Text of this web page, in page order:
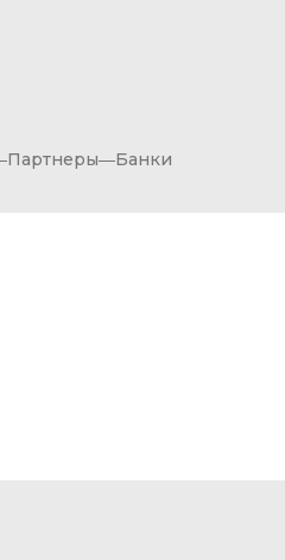
Партнеры Банки